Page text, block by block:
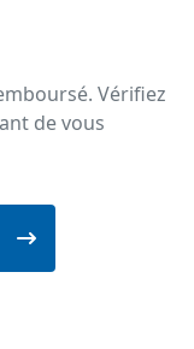
Vérifiez
de vous